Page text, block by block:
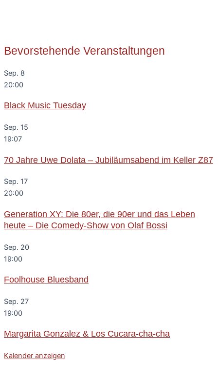
Bevorstehende Veranstaltungen
Sep. 8
20:00
Black Music Tuesday
Sep. 15
19:07
70 Jahre Uwe Dolata – Jubiläumsabend im Keller Z87
Sep. 17
20:00
Generation XY: Die 80er, die 90er und das Leben
heute – Die Comedy-Show von Olaf Bossi
Sep. 20
19:00
Foolhouse Bluesband
Sep. 27
19:00
Margarita Gonzalez & Los Cucara-cha-cha
Kalender anzeigen